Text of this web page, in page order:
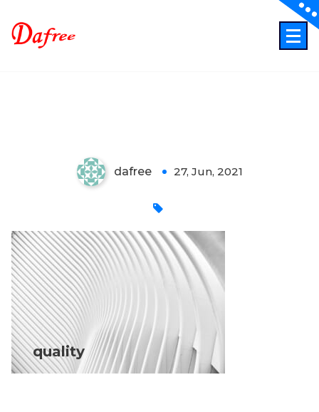
content
dafree 27, Jun, 2021
quality